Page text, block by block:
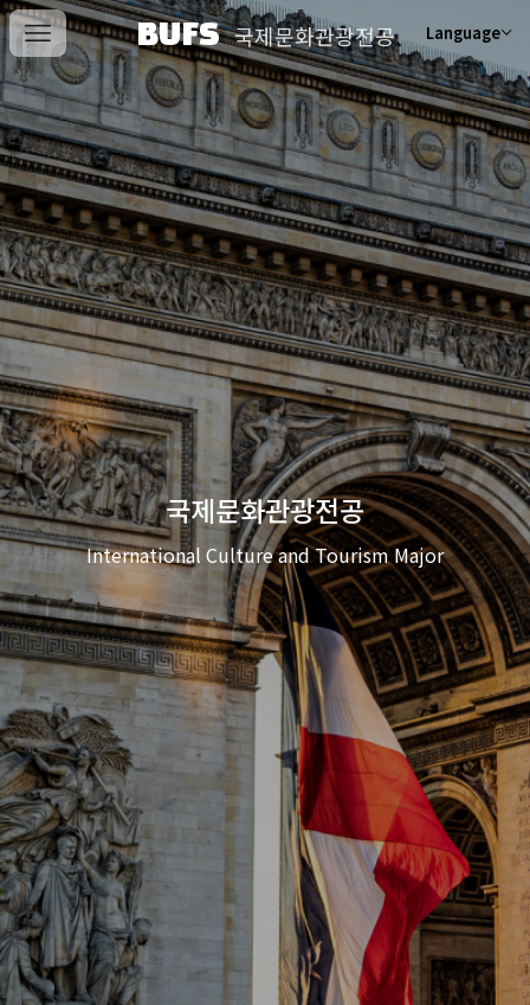
BUFS 국제문화관광전공 Language
국제문화관광전공
International Culture and Tourism Major